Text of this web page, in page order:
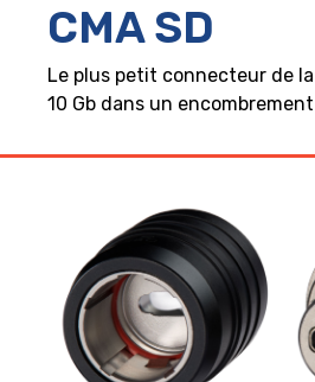
CMA SD
Le plus petit connecteur de
10 Gb dans un